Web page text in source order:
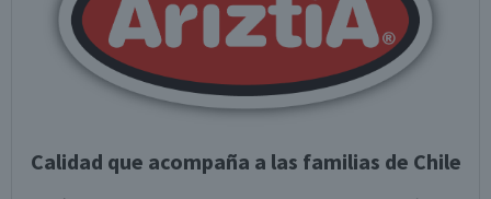
Calidad que acompaña a las familias de Chile